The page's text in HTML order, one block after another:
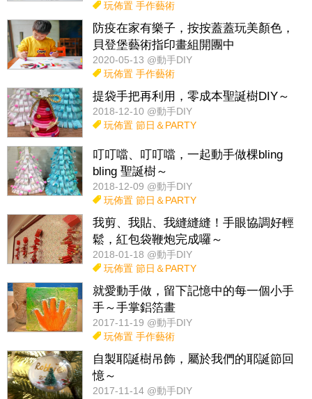
玩佈置 手作藝術
防疫在家有樂子，按按蓋蓋玩美顏色，
貝登堡藝術指印畫組開團中
2020-05-13 @動手DIY
玩佈置 手作藝術
提袋手把再利用，零成本聖誕樹DIY～
2018-12-10 @動手DIY
玩佈置 節日＆PARTY
叮叮噹、叮叮噹，一起動手做棵bling
bling 聖誕樹～
2018-12-09 @動手DIY
玩佈置 節日＆PARTY
我剪、我貼、我縫縫縫！手眼協調好輕
鬆，紅包袋鞭炮完成囉～
2018-01-18 @動手DIY
玩佈置 節日＆PARTY
就愛動手做，留下記憶中的每一個小手
手～手掌鋁箔畫
2017-11-19 @動手DIY
玩佈置 手作藝術
自製耶誕樹吊飾，屬於我們的耶誕節回
憶～
2017-11-14 @動手DIY